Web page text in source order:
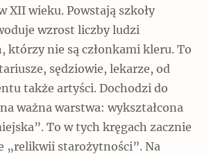
XII wieku. Powstają szkoły
wzrost liczby ludzi
którzy nie są członkami kleru. To
sędziowie, lekarze, od
także artyści. Dochodzi do
ważna warstwa: wykształcona
To w tych kręgach zacznie
„relikwii starożytności”. Na